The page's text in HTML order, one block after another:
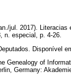
jul. 2017).
n. especial, p. 4-26.
Disponível
Genealogy of
Germany: